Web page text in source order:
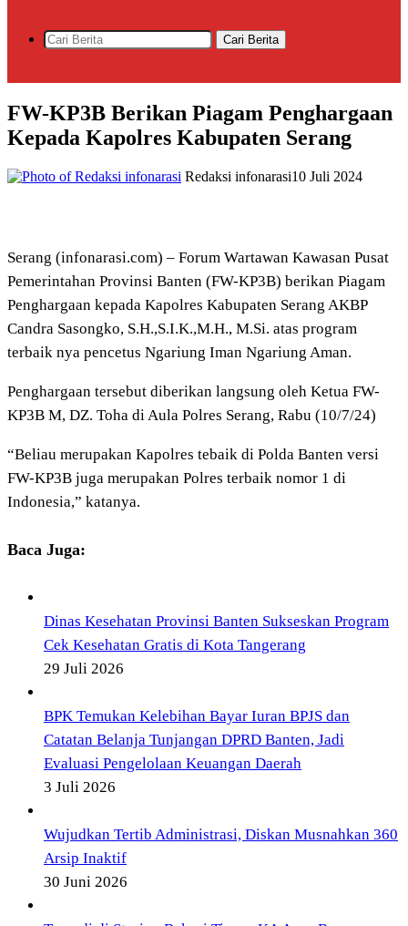
Cari Berita
FW-KP3B Berikan Piagam Penghargaan
Kepada Kapolres Kabupaten Serang
Redaksi infonarasi10 Juli 2024
Serang (infonarasi.com) – Forum Wartawan Kawasan Pusat
Pemerintahan Provinsi Banten (FW-KP3B) berikan Piagam
Penghargaan kepada Kapolres Kabupaten Serang AKBP
Candra Sasongko, S.H.,S.I.K.,M.H., M.Si. atas program
terbaik nya pencetus Ngariung Iman Ngariung Aman.
Penghargaan tersebut diberikan langsung oleh Ketua FW-
KP3B M, DZ. Toha di Aula Polres Serang, Rabu (10/7/24)
“Beliau merupakan Kapolres tebaik di Polda Banten versi
FW-KP3B juga merupakan Polres terbaik nomor 1 di
Indonesia,” katanya.
Baca Juga:
Dinas Kesehatan Provinsi Banten Sukseskan Program
Cek Kesehatan Gratis di Kota Tangerang
29 Juli 2026
BPK Temukan Kelebihan Bayar Iuran BPJS dan
Catatan Belanja Tunjangan DPRD Banten, Jadi
Evaluasi Pengelolaan Keuangan Daerah
3 Juli 2026
Wujudkan Tertib Administrasi, Diskan Musnahkan 360
Arsip Inaktif
30 Juni 2026